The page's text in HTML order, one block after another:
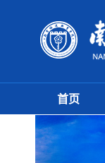
首页